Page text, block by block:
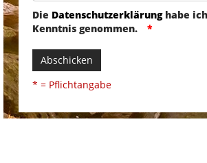
Die Datenschutzerklärunghabe
Kenntnis genommen.
Abschicken
* = Pflichtangabe